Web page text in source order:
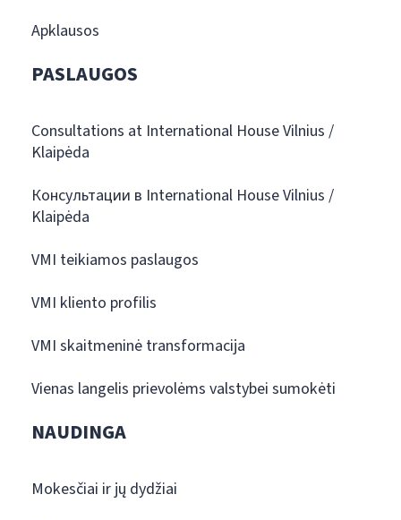
Apklausos
PASLAUGOS
Consultations at International House Vilnius /
Klaipėda
Консультации в International House Vilnius /
Klaipėda
VMI teikiamos paslaugos
VMI kliento profilis
VMI skaitmeninė transformacija
Vienas langelis prievolėms valstybei sumokėti
NAUDINGA
Mokesčiai ir jų dydžiai